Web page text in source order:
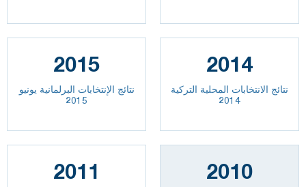
2015
نتائج الإنتخابات البرلمانية يونيو
2015
2014
نتائج الانتخابات المحلية التركية
2014
2011 2010